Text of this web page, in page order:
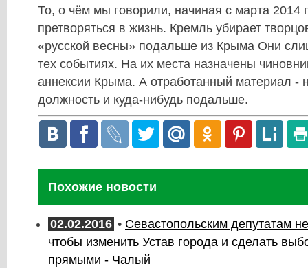
То, о чём мы говорили, начиная с марта 2014
претворяться в жизнь. Кремль убирает
«русской весны» подальше из Крыма Они
тех событиях. На их места назначены
аннексии Крыма. А отработанный материал -
должность и куда-нибудь подальше.
Похожие новости
02.02.2016 • Севастопольским депутатам
чтобы изменить Устав города и сделать
прямыми - Чалый